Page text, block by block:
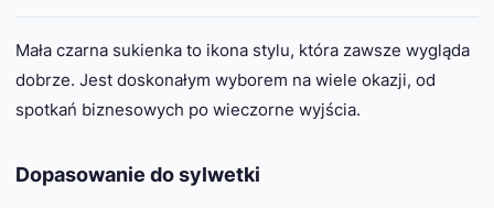
Mała czarna sukienka to ikona stylu, która zawsze wygląda
dobrze. Jest doskonałym wyborem na wiele okazji, od
spotkań biznesowych po wieczorne wyjścia.
Dopasowanie do sylwetki